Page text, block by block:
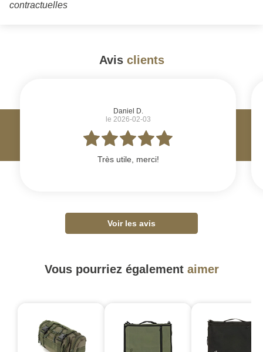
contractuelles
Avis clients
Daniel D.
le 2026-02-03
Très utile, merci!
Voir les avis
Vous pourriez également aimer